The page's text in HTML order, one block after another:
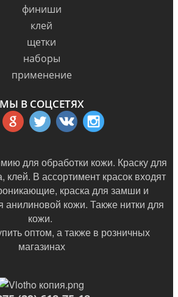
финиши
клей
щетки
наборы
применение
МЫ В СОЦСЕТЯХ
для обработки кожи. Краску для
клей. В ассортимент красок входят
краска для замши и
анилиновой кожи. Также нитки для
кожи.
оптом, а также в розничных
магазинах